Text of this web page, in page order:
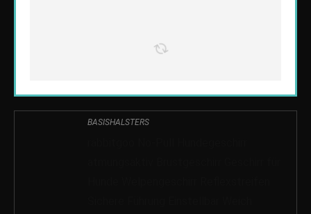
BASISHALSTERS